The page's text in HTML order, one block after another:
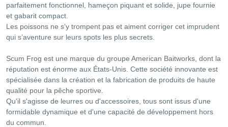
parfaitement fonctionnel, hameçon piquant et solide, jupe fournie
et gabarit compact.
Les poissons ne s’y trompent pas et aiment corriger cet imprudent
qui s’aventure sur leurs spots les plus secrets.
Scum Frog est une marque du groupe American Baitworks, dont la
réputation est énorme aux États-Unis. Cette société innovante est
spécialisée dans la création et la fabrication de produits de haute
qualité pour la pêche sportive.
Qu'il s'agisse de leurres ou d'accessoires, tous sont issus d'une
formidable dynamique et d'une capacité de développement hors
du commun.